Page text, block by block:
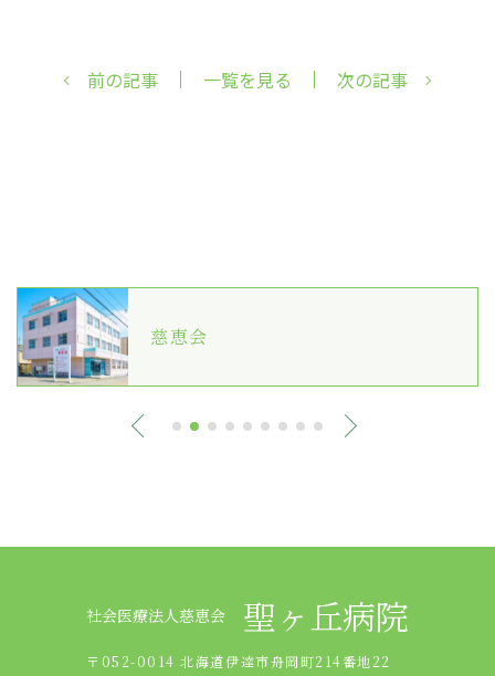
前の記事 一覧を見る 次の記事
慈恵会
社会医療法人慈恵会 聖ヶ丘病院
〒052-0014 北海道伊達市舟岡町214番地22